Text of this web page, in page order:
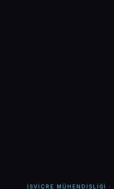
İSVIÇRE MÜHENDISLIĞI ·